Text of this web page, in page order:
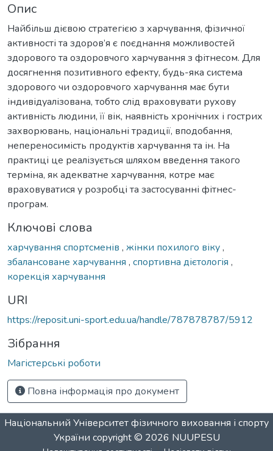
Опис
Найбільш дієвою стратегією з харчування, фізичної
активності та здоров’я є поєднання можливостей
здорового та оздоровчого харчування з фітнесом. Для
досягнення позитивного ефекту, будь-яка система
здорового чи оздоровчого харчування має бути
індивідуалізована, тобто слід враховувати рухову
активність людини, її вік, наявність хронічних і гострих
захворювань, національні традиції, вподобання,
непереносимість продуктів харчування та ін. На
практиці це реалізується шляхом введення такого
терміна, як адекватне харчування, котре має
враховуватися у розробці та застосуванні фітнес-
програм.
Ключові слова
харчування спортсменів , жінки похилого віку,
збалансоване харчування , спортивна дієтологія ,
корекція харчування
URI
https://reposit.uni-sport.edu.ua/handle/787878787/5912
Зібрання
Магістерські роботи
Повна інформація про документ
Національний Університет фізичного виховання і спорту
України copyright © 2026 NUUPESU